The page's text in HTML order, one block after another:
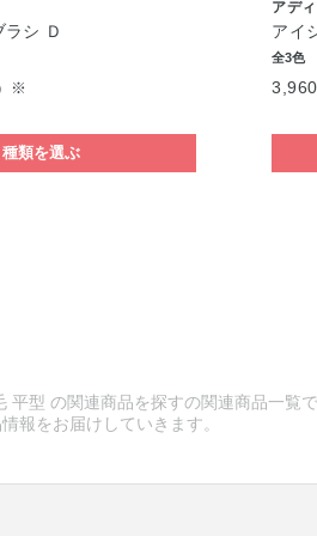
シ Ｄ
※
種類を選ぶ
アデ
アイ
全3色
平型 の関連商品を探すの関連商品一覧
報をお届けしていきます。